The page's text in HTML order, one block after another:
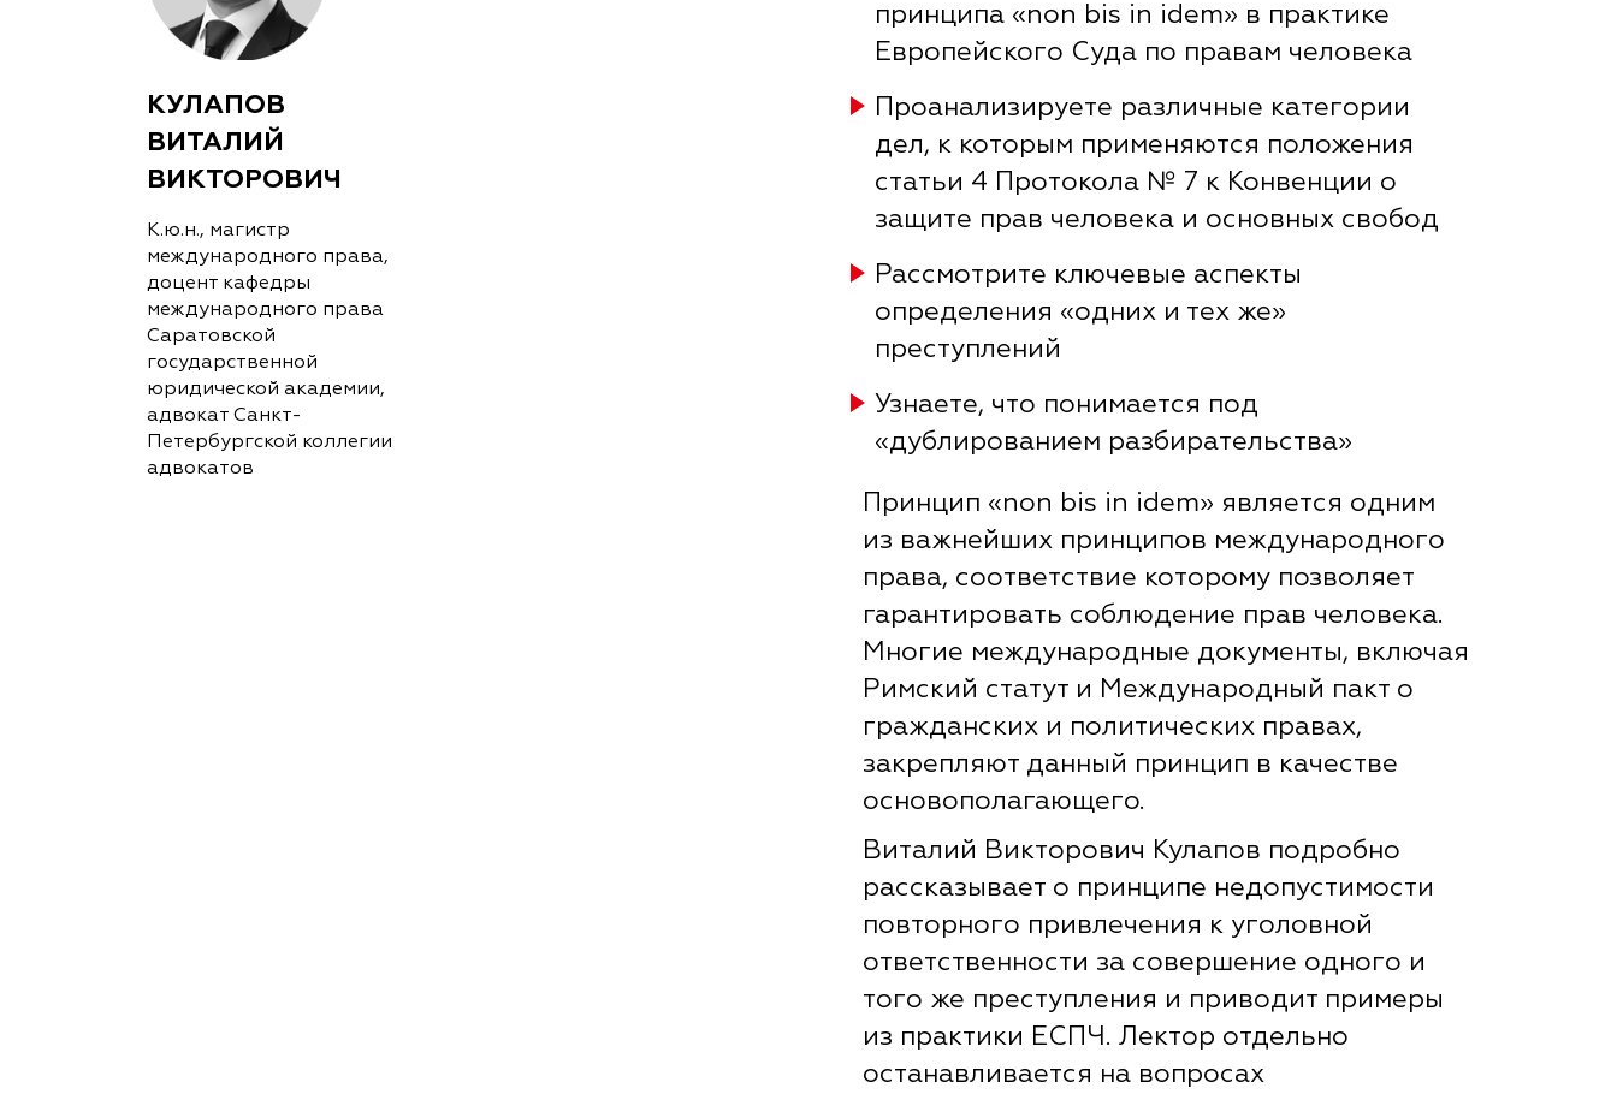
КУЛАПОВ
ВИТАЛИЙ
ВИКТОРОВИЧ
К.ю.н., магистр
международного права,
доцент кафедры
международного права
Саратовской
государственной
юридической академии,
адвокат Санкт-
Петербургской коллегии
адвокатов
принципа «non bis in idem» в практике
Европейского Суда по правам человека
Проанализируете различные категории
дел, к которым применяются положения
статьи 4 Протокола № 7 к Конвенции о
защите прав человека и основных свобод
Рассмотрите ключевые аспекты
определения «одних и тех же»
преступлений
Узнаете, что понимается под
«дублированием разбирательства»
Принцип «non bis in idem» является одним
из важнейших принципов международного
права, соответствие которому позволяет
гарантировать соблюдение прав человека.
Многие международные документы, включая
Римский статут и Международный пакт о
гражданских и политических правах,
закрепляют данный принцип в качестве
основополагающего.
Виталий Викторович Кулапов подробно
рассказывает о принципе недопустимости
повторного привлечения к уголовной
ответственности за совершение одного и
того же преступления и приводит примеры
из практики ЕСПЧ. Лектор отдельно
останавливается на вопросах